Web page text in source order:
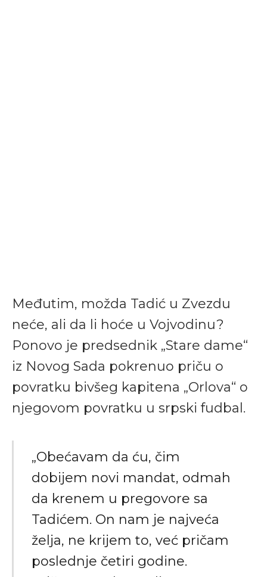
Međutim, možda Tadić u Zvezdu
neće, ali da li hoće u Vojvodinu?
Ponovo je predsednik „Stare dame“
iz Novog Sada pokrenuo priču o
povratku bivšeg kapitena „Orlova“ o
njegovom povratku u srpski fudbal.
„Obećavam da ću, čim
dobijem novi mandat, odmah
da krenem u pregovore sa
Tadićem. On nam je najveća
želja, ne krijem to, već pričam
poslednje četiri godine.